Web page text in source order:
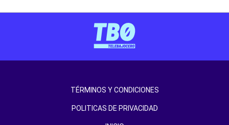
TÉRMINOS Y CONDICIONES
POLITICAS DE PRIVACIDAD